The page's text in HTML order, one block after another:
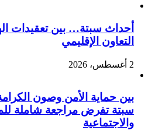
أحداث سبتة… بين تعقيدات
التعاون الإقليمي
2 أغسطس، 2026
بين حماية الأمن وصون
سبتة تفرض مراجعة شاملة
والاجتماعية